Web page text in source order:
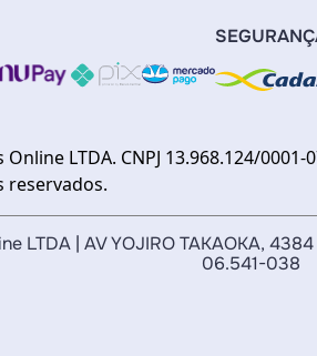
LTDA. CNPJ 13.968.124/0001-
reservados.
LTDA | AV YOJIRO TAKAOKA,
06.541-038